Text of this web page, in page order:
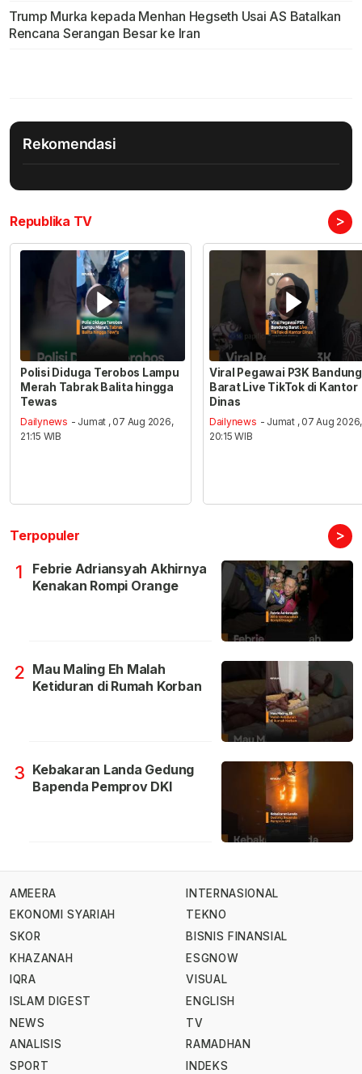
Trump Murka kepada Menhan Hegseth Usai AS Batalkan
Rencana Serangan Besar ke Iran
Rekomendasi
Republika TV >
Polisi Diduga Terobos Lampu
Merah Tabrak Balita hingga
Tewas
Dailynews - Jumat , 07 Aug 2026,
21:15 WIB
Viral Pegawai P3K Bandung
Barat Live TikTok di Kantor
Dinas
Dailynews - Jumat , 07 Aug 2026,
20:15 WIB
Terpopuler >
1
Febrie Adriansyah Akhirnya
Kenakan Rompi Orange
2 Mau Maling Eh Malah
Ketiduran di Rumah Korban
3 Kebakaran Landa Gedung
Bapenda Pemprov DKI
AMEERA
EKONOMI SYARIAH
SKOR
KHAZANAH
IQRA
ISLAM DIGEST
NEWS
ANALISIS
SPORT
INTERNASIONAL
TEKNO
BISNIS FINANSIAL
ESGNOW
VISUAL
ENGLISH
TV
RAMADHAN
INDEKS